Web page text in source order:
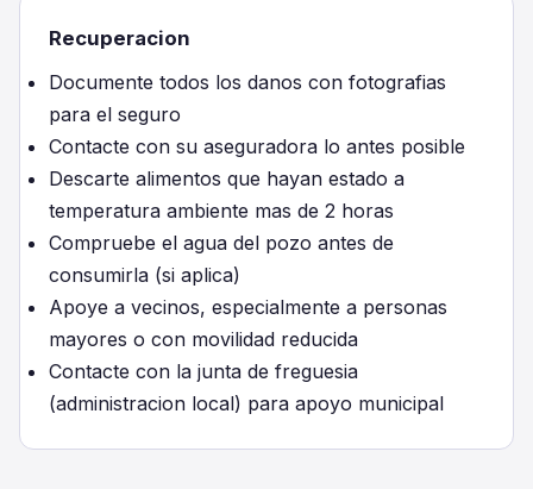
Recuperacion
Documente todos los danos con fotografias
para el seguro
Contacte con su aseguradora lo antes posible
Descarte alimentos que hayan estado a
temperatura ambiente mas de 2 horas
Compruebe el agua del pozo antes de
consumirla (si aplica)
Apoye a vecinos, especialmente a personas
mayores o con movilidad reducida
Contacte con la junta de freguesia
(administracion local) para apoyo municipal